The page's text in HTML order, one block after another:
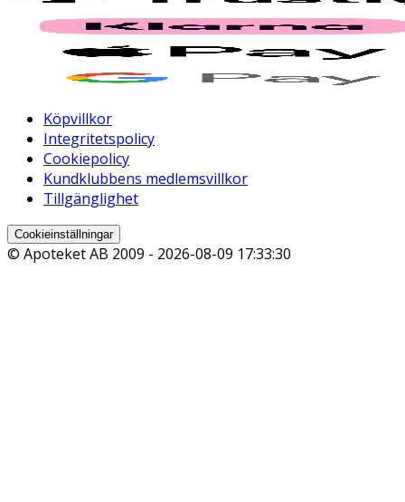
Köpvillkor
Integritetspolicy
Cookiepolicy
Kundklubbens medlemsvillkor
Tillgänglighet
Cookieinställningar
© Apoteket AB 2009 - 2026-08-09 17:33:30